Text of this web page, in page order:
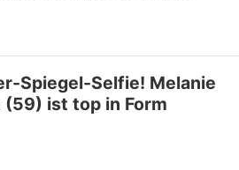
Spiegel-Selfie! Melanie
ist top in Form